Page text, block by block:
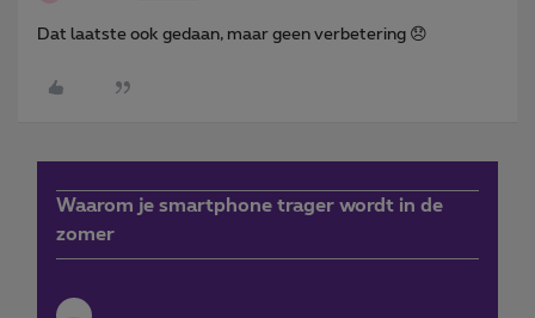
Dat laatste ook gedaan, maar geen verbetering 😞
Waarom je smartphone trager wordt in de
zomer